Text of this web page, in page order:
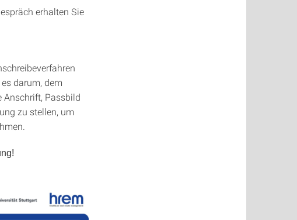
erhalten Sie
darum, dem
Anschrift, Passbild
zu stellen, um